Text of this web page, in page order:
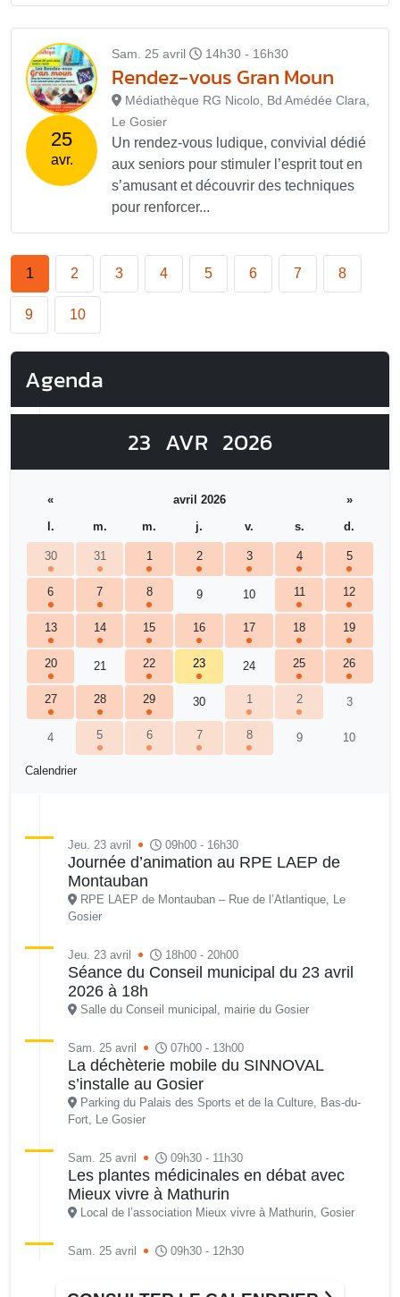
25
avr.
Sam. 25 avril 14h30 - 16h30
Rendez-vous Gran Moun
Médiathèque RG Nicolo, Bd Amédée Clara,
Le Gosier
Un rendez-vous ludique, convivial dédié
aux seniors pour stimuler l’esprit tout en
s’amusant et découvrir des techniques
pour renforcer...
1 2 3 4 5 6 7 8
9 10
Agenda
23 AVR 2026
Calendrier
« avril 2026
»
l.
m. m. j. v. s. d.
30 31 1 2 3 4 5
6 7 8 9 10 11 12
13 14 15 16 17 18 19
20 21 22 23 24 25 26
27 28 29 30 1 2 3
4 5 6 7 8 9 10
Jeu. 23 avril 09h00 - 16h30
Journée d’animation au RPE LAEP de
Montauban
RPE LAEP de Montauban – Rue de l’Atlantique, Le
Gosier
Jeu. 23 avril 18h00 - 20h00
Séance du Conseil municipal du 23 avril
2026 à 18h
Salle du Conseil municipal, mairie du Gosier
Sam. 25 avril 07h00 - 13h00
La déchèterie mobile du SINNOVAL
s’installe au Gosier
Parking du Palais des Sports et de la Culture, Bas-du-
Fort, Le Gosier
Sam. 25 avril 09h30 - 11h30
Les plantes médicinales en débat avec
Mieux vivre à Mathurin
Local de l’association Mieux vivre à Mathurin, Gosier
Sam. 25 avril 09h30 - 12h30